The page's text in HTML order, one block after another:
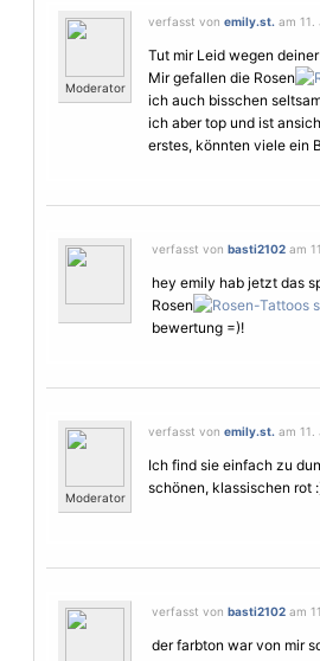
Moderator
verfasst von emily.st. am 11.
Tut mir Leid wegen
Mir gefallen die Rosen
ich auch bisschen
ich aber top und ist
erstes, könnten viele ein
verfasst von basti2102 am
hey emily hab jetzt das
Rosen
bewertung =)!
Moderator
verfasst von emily.st. am 11.
Ich find sie einfach zu
schönen, klassischen rot
verfasst von basti2102 am
der farbton war von mir